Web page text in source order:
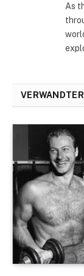
As
VERWANDTER